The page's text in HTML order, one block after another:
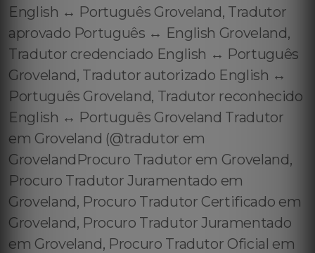
English ↔️ Português Groveland, Tradutor
aprovado Português ↔️ English Groveland,
Tradutor credenciado English ↔️ Português
Groveland, Tradutor autorizado English ↔️
Português Groveland, Tradutor reconhecido
English ↔️ Português Groveland Tradutor
em Groveland (@tradutor em
GrovelandProcuro Tradutor em Groveland,
Procuro Tradutor Juramentado em
Groveland, Procuro Tradutor Certificado em
Groveland, Procuro Tradutor Juramentado
em Groveland, Procuro Tradutor Oficial em